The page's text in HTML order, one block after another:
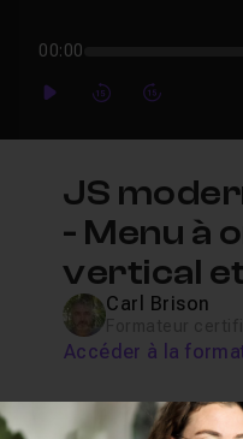
00:00
PlayForwardForward
JS
- Menu à
vertical
Carl Brison
Accéder à la